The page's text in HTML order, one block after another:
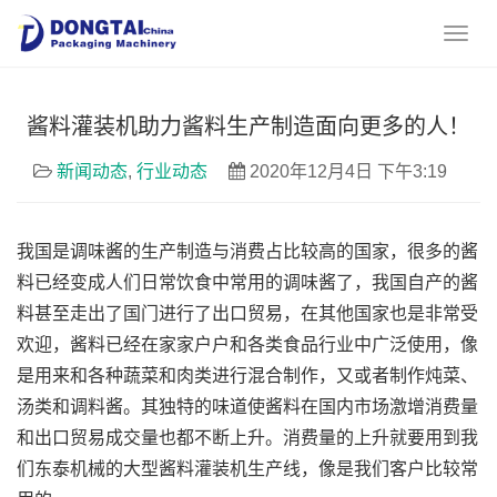
酱料灌装机助力酱料生产制造面向更多的人！
新闻动态, 行业动态 2020年12月4日 下午3:19
我国是调味酱的生产制造与消费占比较高的国家，很多的酱
料已经变成人们日常饮食中常用的调味酱了，我国自产的酱
料甚至走出了国门进行了出口贸易，在其他国家也是非常受
欢迎，酱料已经在家家户户和各类食品行业中广泛使用，像
是用来和各种蔬菜和肉类进行混合制作，又或者制作炖菜、
汤类和调料酱。其独特的味道使酱料在国内市场激增消费量
和出口贸易成交量也都不断上升。消费量的上升就要用到我
们东泰机械的大型酱料灌装机生产线，像是我们客户比较常